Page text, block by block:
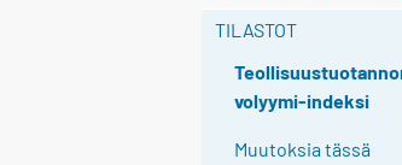
TILASTOT
volyymi-indeksi
Muutoksia tässä